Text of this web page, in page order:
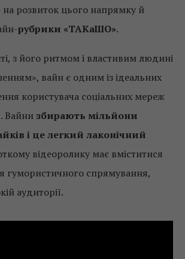
розвиток цього напрямку й
рубрики «ТАКаШО».
з його ритмом і властивим людині
вайн є одним із ідеальних
користувача соціальних мереж
Вайни збирають мільйони
і це легкий лаконічний
відеоролику має вміститися
гумористичного спрямування,
аудиторії.